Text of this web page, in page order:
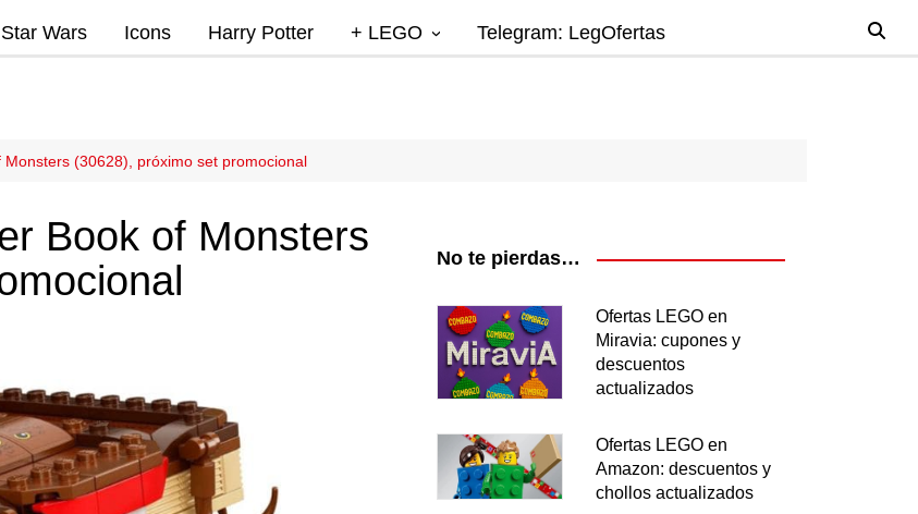
Star Wars Icons Harry Potter + LEGO
Lego Ninjago
Promociones
Telegram: LegOfertas
(30628), próximo set promocional
Book of Monsters
No te pierdas…
Ofertas LEGO en
Miravia: cupones y
descuentos
actualizados
Ofertas LEGO en
Amazon: descuentos y
chollos actualizados